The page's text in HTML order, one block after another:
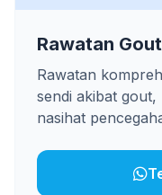
Rawatan Gout
Rawatan
sendi akibat
nasihat